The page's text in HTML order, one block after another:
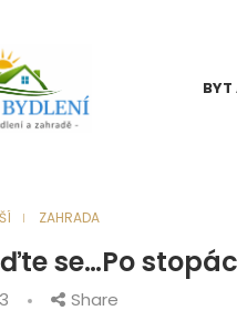
BYT
ZAHRADA
se…Po
Share